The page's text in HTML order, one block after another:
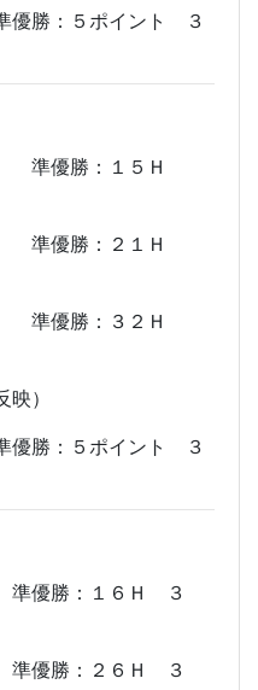
勝：５ポイント ３
準優勝：１５Ｈ
準優勝：２１Ｈ
準優勝：３２Ｈ
）
勝：５ポイント ３
準優勝：１６Ｈ ３
準優勝：２６Ｈ ３